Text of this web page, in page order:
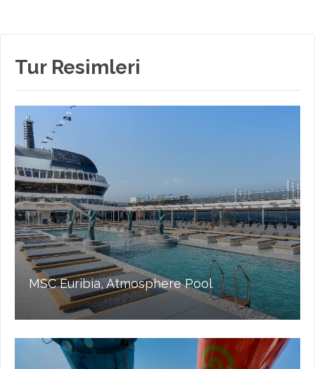
Tur Resimleri
MSC Euribia, Atmosphere Pool